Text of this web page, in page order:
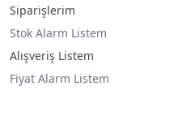
Siparişlerim
Stok Alarm Listem
Alışveriş Listem
Fiyat Alarm Listem